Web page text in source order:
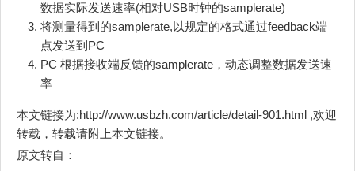
数据实际发送速率(相对USB时钟的samplerate)
将测量得到的samplerate,以规定的格式通过feedback端
点发送到PC
PC 根据接收端反馈的samplerate，动态调整数据发送速
率
本文链接为:http://www.usbzh.com/article/detail-901.html ,欢迎
转载，转载请附上本文链接。
原文转自：